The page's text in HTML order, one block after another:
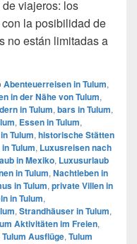
viajeros: los
la posibilidad de
no están limitadas a
favorito de los Nómadas
Abenteuerreisen in Tulum,
in der Nähe von Tulum,
in Tulum, bars in Tulum,
, Essen in Tulum,
Tulum, historische Stätten
Tulum, Luxusreisen nach
in Mexiko, Luxusurlaub
in Tulum, Nachtleben in
in Tulum, private Villen in
in Tulum,
, Strandhäuser in Tulum,
Aktivitäten im Freien,
Tulum Ausflüge, Tulum